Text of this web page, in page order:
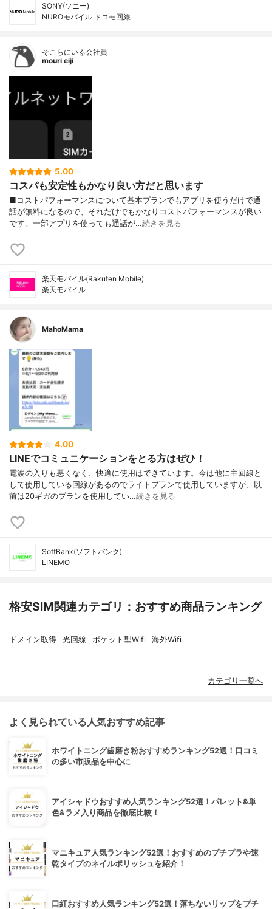
SONY(ソニー)
NUROモバイル ドコモ回線
そこらにいる会社員
mouri eiji
5.00
コスパも安定性もかなり良い方だと思います
■コストパフォーマンスについて基本プランでもアプリを使うだけで通
話が無料になるので、それだけでもかなりコストパフォーマンスが良い
です。一部アプリを使っても通話が…続きを見る
楽天モバイル(Rakuten Mobile)
楽天モバイル
MahoMama
4.00
LINEでコミュニケーションをとる方はぜひ！
電波の入りも悪くなく、快適に使用はできています。今は他に主回線と
して使用している回線があるのでライトプランで使用していますが、以
前は20ギガのプランを使用してい…続きを見る
SoftBank(ソフトバンク)
LINEMO
格安SIM関連カテゴリ：おすすめ商品ランキング
ドメイン取得 光回線 ポケット型Wifi 海外Wifi
カテゴリ一覧へ
よく見られている人気おすすめ記事
ホワイトニング歯磨き粉おすすめランキング52選！口コミ
の多い市販品を中心に
アイシャドウおすすめ人気ランキング52選！パレット&単
色&ラメ入り商品を徹底比較！
マニキュア人気ランキング52選！おすすめのプチプラや速
乾タイプのネイルポリッシュを紹介！
口紅おすすめ人気ランキング52選！落ちないリップをプチ